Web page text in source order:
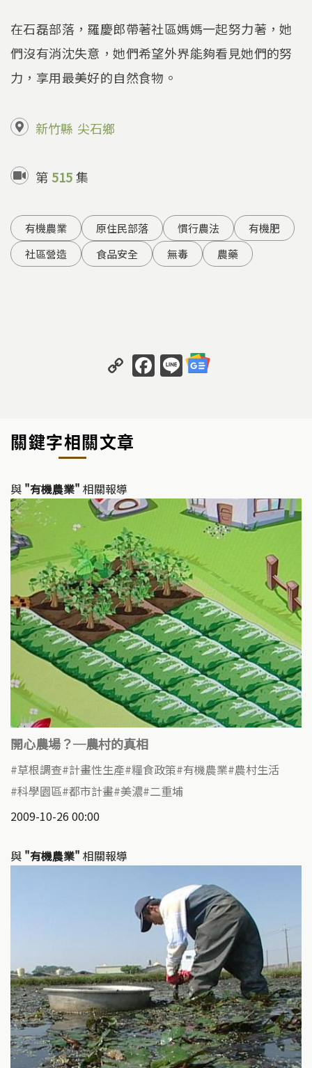
在石磊部落，羅慶郎帶著社區媽媽一起努力著，她
們沒有消沈失意，她們希望外界能夠看見她們的努
力，享用最美好的自然食物。
新竹縣 尖石鄉
第 515集
有機農業 原住民部落 慣行農法
有機肥
社區營造
食品安全 無毒 農藥
C
o
y
Li
k
F
a
o
k
Li
n
關鍵字相關文章
與 "有機農業" 相關報導
開心農場？─農村的真相
草根調查 計畫性生產 糧食政策 有機農業 農村生活
科學園區 都市計畫 美濃 二重埔
2009-10-26 00:00
與 "有機農業" 相關報導